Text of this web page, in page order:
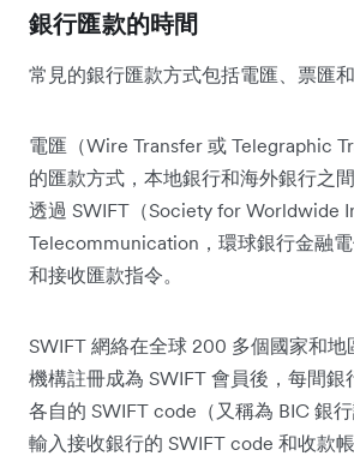
銀行匯款的時間
常見的銀行匯款方式包括電匯、票匯和
電匯（Wire Transfer 或 Telegraphic
的匯款方式，本地銀行和海外銀行之
透過 SWIFT（Society for Worldwide
Telecommunication，環球銀行金融
和接收匯款指令。
SWIFT 網絡在全球 200 多個國家和地
機構註冊成為 SWIFT 會員後，每間
各自的 SWIFT code（又稱為 BIC 銀
輸入接收銀行的 SWIFT code 和收款